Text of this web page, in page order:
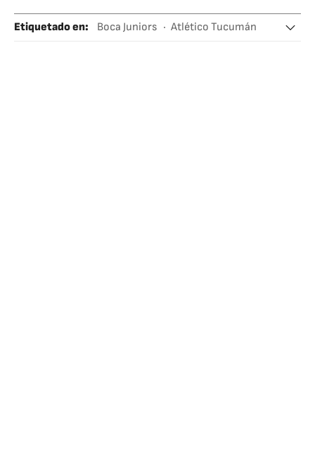
Etiquetado en: Boca Juniors
Atlético Tucumán